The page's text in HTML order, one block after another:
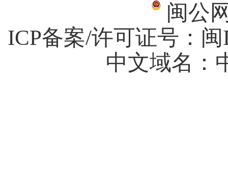
闽公
ICP备案/许可证号： 闽
中文域名：